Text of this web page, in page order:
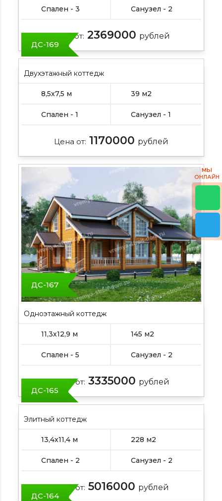
Спален - 3 Санузел - 2
Цена от: 2369000 рублей
ДС-169
Двухэтажный коттедж
8,5х7,5 м 39 м2
Спален - 1 Санузел - 1
Цена от: 1170000 рублей
ДС-167
Одноэтажный коттедж
11,3х12,9 м 145 м2
Спален - 5 Санузел - 2
Цена от: 3335000 рублей
ДС-165
Элитный коттедж
13,4х11,4 м 228 м2
Спален - 2 Санузел - 2
Цена от: 5016000 рублей
ДС-164
МЫ
ОНЛАЙН